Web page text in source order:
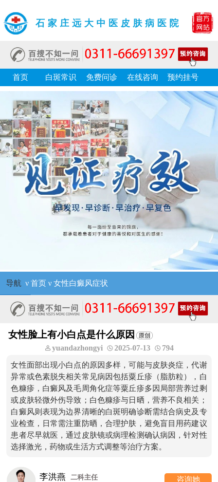
石家庄远大中医皮肤病医院
首页 白斑常识 免费问诊 在线咨询 预约挂号
导航 ν 首页ν 女性白癜风症状
女性脸上有小白点是什么原因
yuandazhongyi 2025-07-13 794
女性面部出现小白点的原因多样，可能与皮肤炎症，代谢
异常或色素脱失相关常见病因包括粟丘疹（脂肪粒），白
色糠疹，白癜风及毛周角化症等粟丘疹多因局部营养过剩
或皮肤轻微外伤导致；白色糠疹与日晒，营养不良相关；
白癜风则表现为边界清晰的白斑明确诊断需结合病史及专
业检查，日常需注重防晒，合理护肤，避免盲目用药建议
患者尽早就医，通过皮肤镜或病理检测确认病因，针对性
选择激光，药物或生活方式调整等治疗方案。
李洪燕
二科主任
咨询她